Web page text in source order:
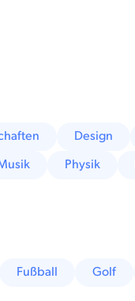
Design
Physik
Fußball Golf